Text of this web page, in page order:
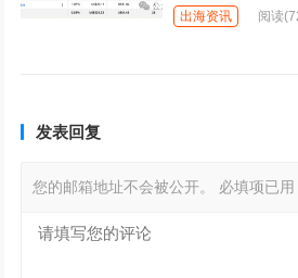
出海资讯 阅读
发表回复
您的邮箱地址不会被公开。 必填项已